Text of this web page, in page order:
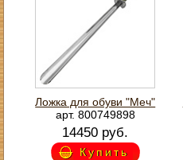
Ложка для обуви "Меч"
арт. 800749898
14450 руб.
Купить